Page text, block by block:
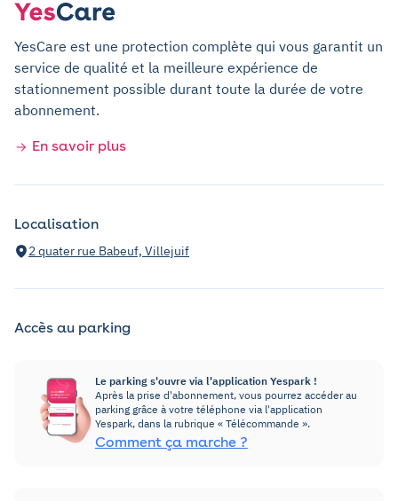
YesCare est une protection complète qui vous garantit un
service de qualité et la meilleure expérience de
stationnement possible durant toute la durée de votre
abonnement.
En savoir plus
Localisation
2 quater rue Babeuf, Villejuif
Accès au parking
Le parking s'ouvre via l'application Yespark !
Après la prise d'abonnement, vous pourrez accéder au
parking grâce à votre téléphone via l'application
Yespark, dans la rubrique « Télécommande ».
Comment ça marche ?